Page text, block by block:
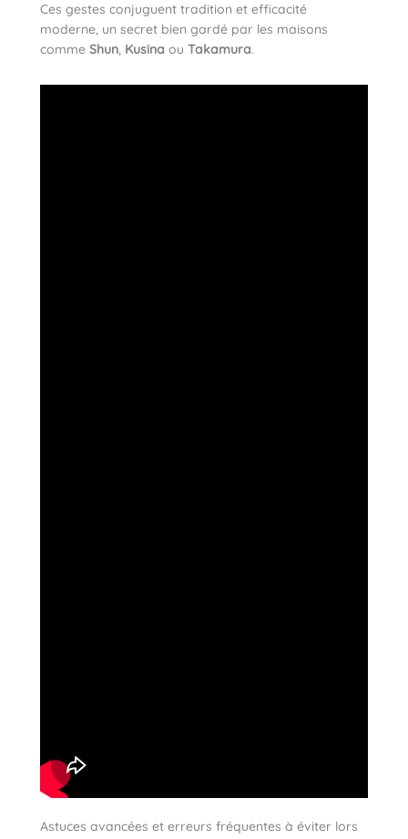
Ces gestes conjuguent tradition et efficacité
moderne, un secret bien gardé par les maisons
comme Shun, Kusina ou Takamura.
Astuces avancées et erreurs fréquentes à éviter lors